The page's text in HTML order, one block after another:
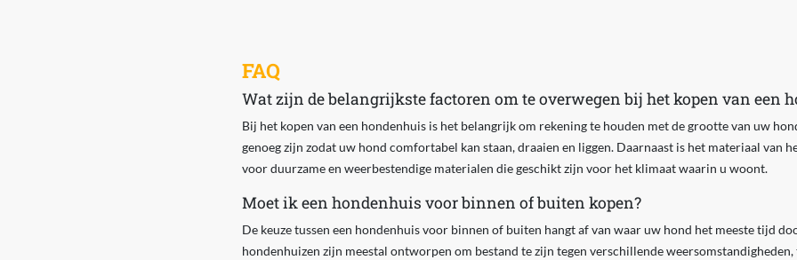
FAQ
Wat zijn de belangrijkste factoren om te overwegen bij het kopen van een
Bij het kopen van een hondenhuis is het belangrijk om rekening te houden met de grootte van uw
genoeg zijn zodat uw hond comfortabel kan staan, draaien en liggen. Daarnaast is het materiaal van
voor duurzame en weerbestendige materialen die geschikt zijn voor het klimaat waarin u woont.
Moet ik een hondenhuis voor binnen of buiten kopen?
De keuze tussen een hondenhuis voor binnen of buiten hangt af van waar uw hond het meeste tijd
hondenhuizen zijn meestal ontworpen om bestand te zijn tegen verschillende